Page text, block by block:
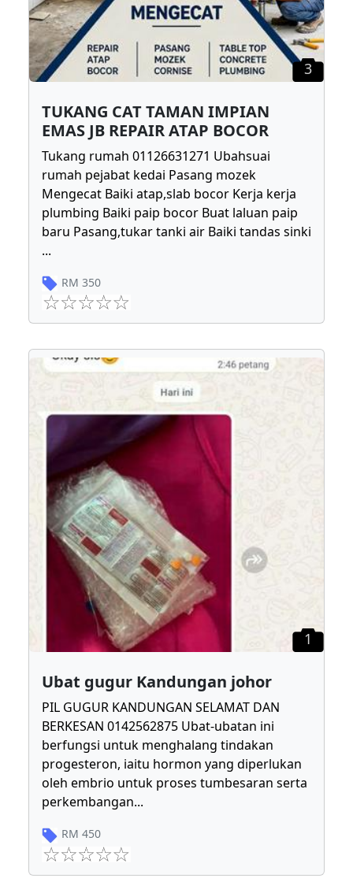
3
TUKANG CAT TAMAN IMPIAN
EMAS JB REPAIR ATAP BOCOR
Tukang rumah 01126631271 Ubahsuai
rumah pejabat kedai Pasang mozek
Mengecat Baiki atap,slab bocor Kerja kerja
plumbing Baiki paip bocor Buat laluan paip
baru Pasang,tukar tanki air Baiki tandas sinki
...
RM 350
1
Ubat gugur Kandungan johor
PIL GUGUR KANDUNGAN SELAMAT DAN
BERKESAN 0142562875 Ubat-ubatan ini
berfungsi untuk menghalang tindakan
progesteron, iaitu hormon yang diperlukan
oleh embrio untuk proses tumbesaran serta
perkembangan...
RM 450